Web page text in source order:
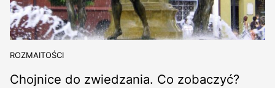
ROZMAITOŚCI
Chojnice do zwiedzania. Co zobaczyć?